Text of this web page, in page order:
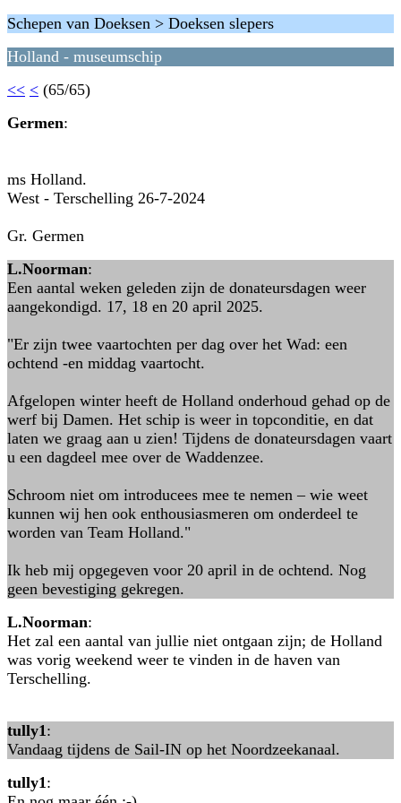
Schepen van Doeksen > Doeksen slepers
Holland - museumschip
<< < (65/65)
Germen:
ms Holland.
West - Terschelling 26-7-2024
Gr. Germen
L.Noorman:
Een aantal weken geleden zijn de donateursdagen weer
aangekondigd. 17, 18 en 20 april 2025.
"Er zijn twee vaartochten per dag over het Wad: een
ochtend -en middag vaartocht.
Afgelopen winter heeft de Holland onderhoud gehad op de
werf bij Damen. Het schip is weer in topconditie, en dat
laten we graag aan u zien! Tijdens de donateursdagen vaart
u een dagdeel mee over de Waddenzee.
Schroom niet om introducees mee te nemen – wie weet
kunnen wij hen ook enthousiasmeren om onderdeel te
worden van Team Holland."
Ik heb mij opgegeven voor 20 april in de ochtend. Nog
geen bevestiging gekregen.
L.Noorman:
Het zal een aantal van jullie niet ontgaan zijn; de Holland
was vorig weekend weer te vinden in de haven van
Terschelling.
tully1:
Vandaag tijdens de Sail-IN op het Noordzeekanaal.
tully1: